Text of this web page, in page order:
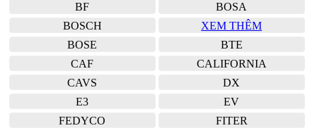
BF
BOSA
BOSCH
XEM THÊM
BOSE
BTE
CAF
CALIFORNIA
CAVS
DX
E3
EV
FEDYCO
FITER